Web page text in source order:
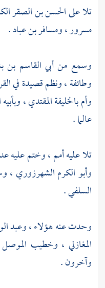
تلا علىالحسن بن الصقر
مسرور،ومسافر بن عباد.
وسمع منأبي القاسم بن
وطائفة ، ونظم قصيدة في
وأم بالخليفةالمقتدي، وبأبيه
عالما .
تلا عليه أمم ، وختم عليه
وأبو الكرم الشهرزوري ،
السلفي.
وحدث عنه هؤلاء ،وعبد
المغازلي ، وخطيب
وآخرون .